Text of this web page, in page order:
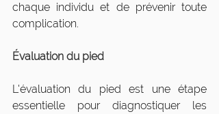
chaque individu et de prévenir toute
complication.
Évaluation du pied
L'évaluation du pied est une étape
essentielle pour diagnostiquer les